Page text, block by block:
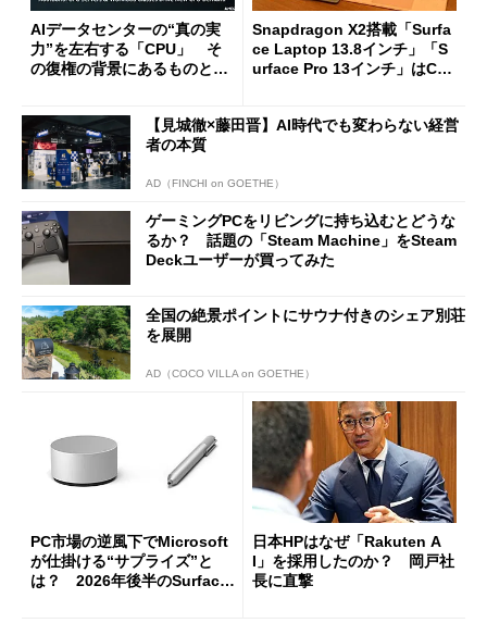
AIデータセンターの“真の実
力”を左右する「CPU」 そ
の復権の背景にあるものと
Snapdragon X2搭載「Surfa
ce Laptop 13.8インチ」「S
urface Pro 13インチ」はCop
た
【見城徹×藤田晋】AI時代でも変わらない経営
者の本質
AD（FINCHI on GOETHE）
ゲーミングPCをリビングに持ち込むとどうな
るか？ 話題の「Steam Machine」をSteam
Deckユーザーが買ってみた
全国の絶景ポイントにサウナ付きのシェア別荘
を展開
AD（COCO VILLA on GOETHE）
PC市場の逆風下でMicrosoft
が仕掛ける“サプライズ”と
は？ 2026年後半のSurface
日本HPはなぜ「Rakuten A
I」を採用したのか？ 岡戸社
長に直撃